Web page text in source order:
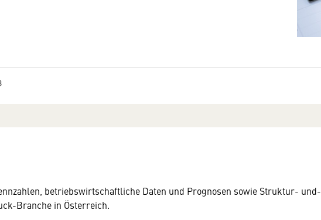
betriebswirtschaftliche Daten und Prognosen sowie Struktur- und-
Branche in Österreich.